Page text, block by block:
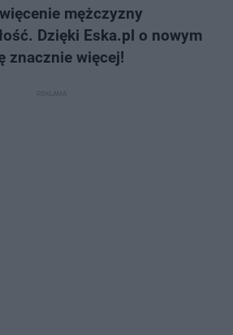
mężczyzny
Dzięki Eska.pl o nowym
znacznie więcej!